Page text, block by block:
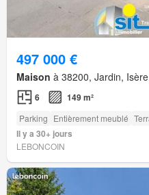
497 000 €
Maison à 38200, Jardin,
6 149 m²
Parking Entièrement meublé
Il y a 30+ jours
LEBONCOIN